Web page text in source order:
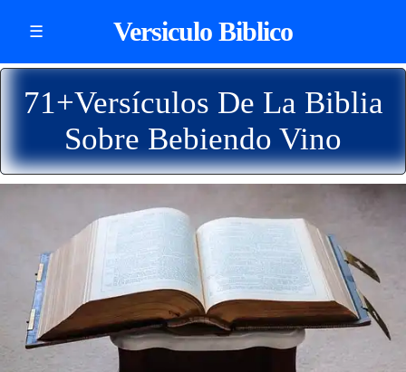
☰ Versiculo Biblico
71+Versículos De La Biblia
Sobre Bebiendo Vino